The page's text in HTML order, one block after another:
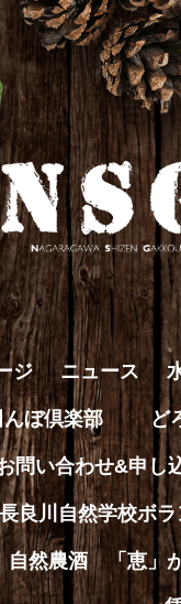
ジ ニュース
んぼ倶楽部 ど
問い合わせ&申し
川自然学校ボラ
自然農酒 「恵」